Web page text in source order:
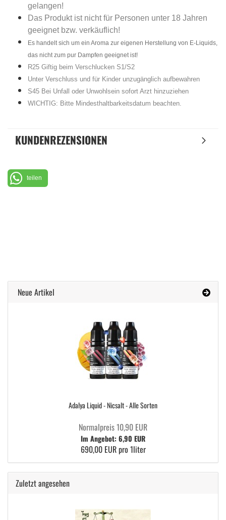
gelangen!
Das Produkt ist nicht für Personen unter 18 Jahren
geeignet bzw. verkäuflich!
Es handelt sich um ein Aroma zur eigenen Herstellung von E-Liquids,
das nicht zum pur Dampfen geeignet ist!
R25 Giftig beim Verschlucken S1/S2
Unter Verschluss und für Kinder unzugänglich aufbewahren
S45 Bei Unfall oder Unwohlsein sofort Arzt hinzuziehen
WICHTIG: Bitte Mindesthaltbarkeitsdatum beachten.
KUNDENREZENSIONEN
teilen
Neue Artikel
Adalya Liquid - Nicsalt - Alle Sorten
Normalpreis 10,90 EUR
Im Angebot: 6,90 EUR
690,00 EUR pro 1liter
Zuletzt angesehen